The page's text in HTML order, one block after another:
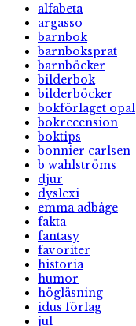
alfabeta
argasso
barnbok
barnboksprat
barnböcker
bilderbok
bilderböcker
bokförlaget opal
bokrecension
boktips
bonnier carlsen
b wahlströms
djur
dyslexi
emma adbåge
fakta
fantasy
favoriter
historia
humor
högläsning
idus förlag
jul